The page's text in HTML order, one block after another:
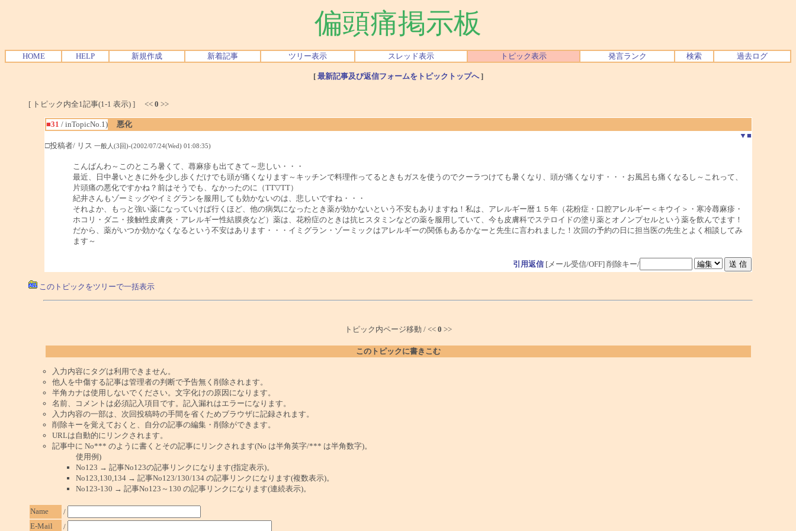
偏頭痛掲示板
HOME HELP 新規作成 新着記事 ツリー表示 スレッド表示 トピック表示 発言ランク 検索 過去ログ
[ 最新記事及び返信フォームをトピックトップへ]
[ トピック内全1記事(1-1 表示) ] << 0 >>
■31 / inTopicNo.1)
悪化
▼ ■
□投稿者/ リス 一般人(3回)-(2002/07/24(Wed) 01:08:35)
こんばんわ～このところ暑くて、蕁麻疹も出てきて～悲しい・・・
最近、日中暑いときに外を少し歩くだけでも頭が痛くなります～キッチンで料理作ってるときもガスを使うのでクーラつけても暑くなり、頭が痛くなりす・・・お風呂も痛くなるし～これって、
片頭痛の悪化ですかね？前はそうでも、なかったのに（TT▽TT）
紀井さんもゾーミッグやイミグランを服用しても効かないのは、悲しいですね・・・
それよか、もっと強い薬になっていけば行くほど、他の病気になったとき薬が効かないという不安もありますね！私は、アレルギー暦１５年（花粉症・口腔アレルギー＜キウイ＞・寒冷蕁麻疹・
ホコリ・ダニ・接触性皮膚炎・アレルギー性結膜炎など）薬は、花粉症のときは抗ヒスタミンなどの薬を服用していて、今も皮膚科でステロイドの塗り薬とオノンプセルという薬を飲んでます！
だから、薬がいつか効かなくなるという不安はあります・・・イミグラン・ゾーミックはアレルギーの関係もあるかなーと先生に言われました！次回の予約の日に担当医の先生とよく相談してみ
ます～
引用返信[メール受信/OFF] 削除キー/
このトピックをツリーで一括表示
トピック内ページ移動 / << 0 >>
このトピックに書きこむ
入力内容にタグは利用できません。
他人を中傷する記事は管理者の判断で予告無く削除されます。
半角カナは使用しないでください。文字化けの原因になります。
名前、コメントは必須記入項目です。記入漏れはエラーになります。
入力内容の一部は、次回投稿時の手間を省くためブラウザに記録されます。
削除キーを覚えておくと、自分の記事の編集・削除ができます。
URLは自動的にリンクされます。
記事中に No*** のように書くとその記事にリンクされます(No は半角英字/*** は半角数字)。
使用例)
No123 → 記事No123の記事リンクになります(指定表示)。
No123,130,134 → 記事No123/130/134 の記事リンクになります(複数表示)。
No123-130 → 記事No123～130 の記事リンクになります(連続表示)。
Name
/
E-Mail
/